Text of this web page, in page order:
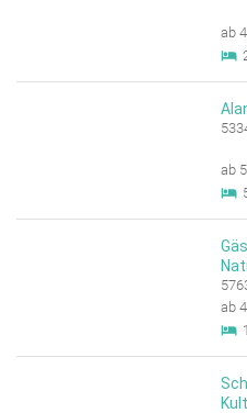
ab
ab
ab